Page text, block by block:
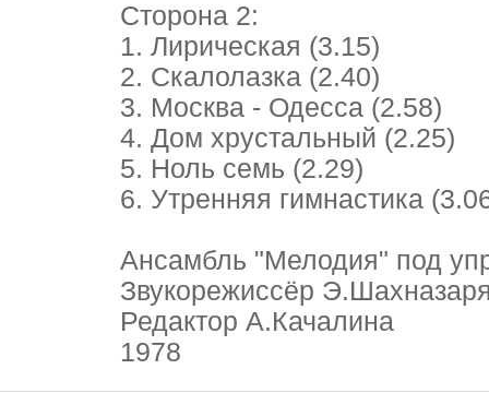
Сторона 2:
1. Лирическая (3.15)
2. Скалолазка (2.40)
3. Москва - Одесса (2.58)
4. Дом хрустальный (2.25)
5. Ноль семь (2.29)
6. Утренняя гимнастика
Ансамбль "Мелодия" под
Звукорежиссёр
Редактор А.Качалина
1978